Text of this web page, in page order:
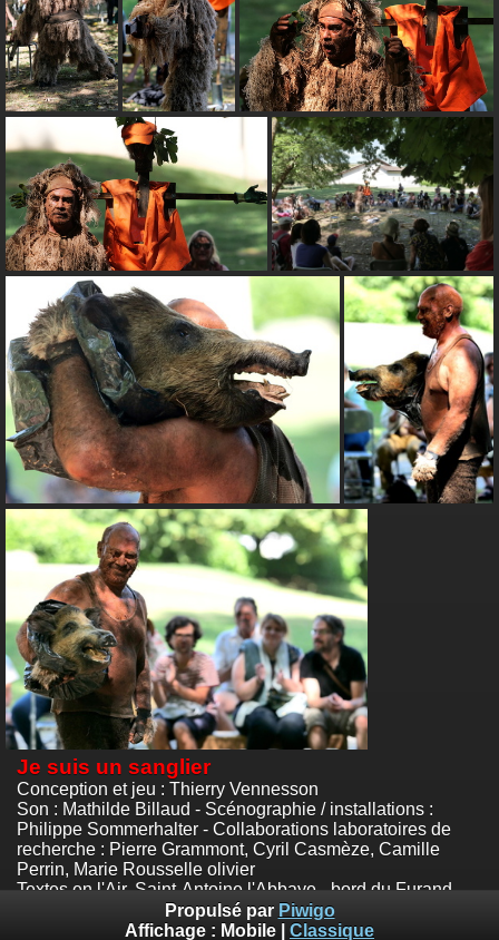
Je suis un sanglier
Conception et jeu : Thierry Vennesson
Son : Mathilde Billaud - Scénographie / installations :
Philippe Sommerhalter - Collaborations laboratoires de
recherche : Pierre Grammont, Cyril Casmèze, Camille
Perrin, Marie Rousselle olivier
Textes en l'Air, Saint-Antoine l'Abbaye - bord du Furand -
© Emile Zeizig
Propulsé par Piwigo
Affichage : Mobile Classique